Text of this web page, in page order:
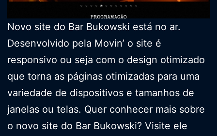
Novo site do Bar Bukowski está no ar.
Desenvolvido pela Movin’ o site é
responsivo ou seja com o design otimizado
que torna as páginas otimizadas para uma
variedade de dispositivos e tamanhos de
janelas ou telas. Quer conhecer mais sobre
o novo site do Bar Bukowski? Visite ele